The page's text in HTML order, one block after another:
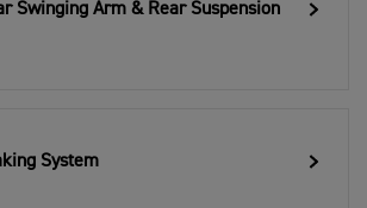
Swinging Arm & Rear Suspension
System